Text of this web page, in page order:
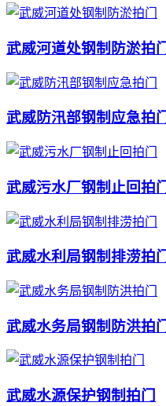
武威河道处钢制防淤拍
武威防汛部钢制应急拍
武威污水厂钢制止回拍
武威水利局钢制排涝拍
武威水务局钢制防洪拍
武威水源保护钢制拍门